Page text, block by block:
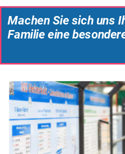
Machen Sie sich uns
Familie eine